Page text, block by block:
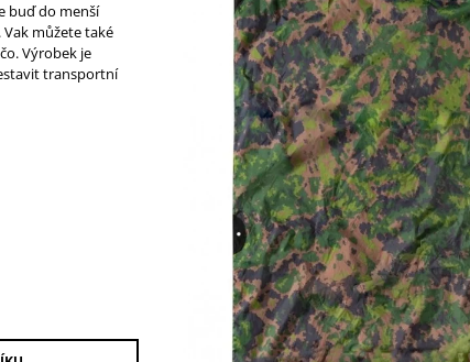
buď do menší
můžete také
Výrobek je
transportní